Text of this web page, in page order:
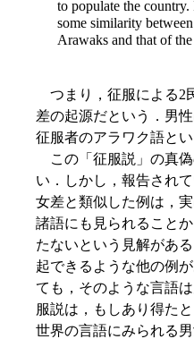
to populate the country.
some similarity
Arawaks and that of
つまり，征服による2
差の起源だという．男
征服者のアラワク語とい
この「征服説」の真
い．しかし，報告され
女差と類似した例は，
諸語にも見られること
たないという見解があ
起できるような他の例
ても，そのような言語
服説は，もしあり得た
世界の言語にみられる